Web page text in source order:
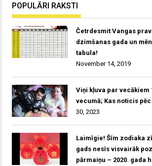
POPULĀRI RAKSTI
Četrdesmit Vangas
dzimšanas gada un
tabula!
November 14, 2019
Viņi kļuva par vecākiem
vecumā; Kas noticis pēc
30, 2023
Laimīgie! Šīm zodiaka
gads nesīs visvairāk
pārmaiņu – 2020. gada